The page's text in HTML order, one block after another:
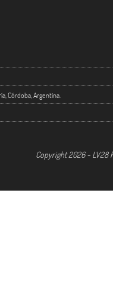
Córdoba, Argentina.
Copyright 2026 - LV28